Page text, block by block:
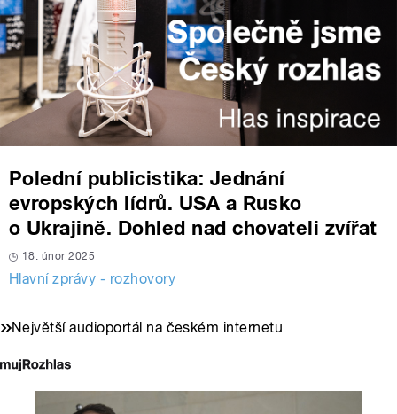
Polední publicistika: Jednání
evropských lídrů. USA a Rusko
o Ukrajině. Dohled nad chovateli zvířat
18. únor 2025
Hlavní zprávy - rozhovory
Největší audioportál na českém internetu